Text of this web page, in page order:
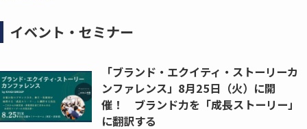
イベント・セミナー
「ブランド・エクイティ・ストーリーカ
ンファレンス」8月25日（火）に開
催！ ブランド力を「成長ストーリー」
に翻訳する